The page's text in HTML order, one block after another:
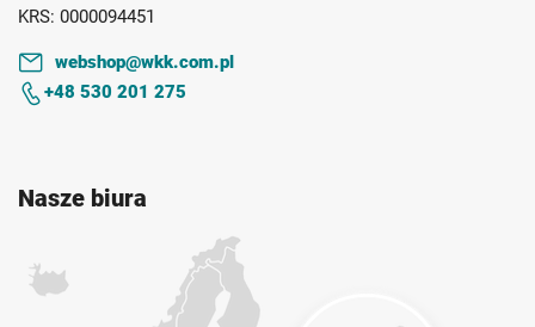
KRS: 0000094451
webshop@wkk.com.pl
+48 530 201 275
Nasze biura